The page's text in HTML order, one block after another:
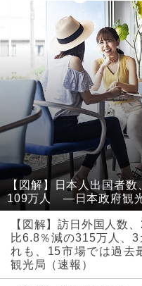
【図解】日本人出国者
109万人 ―日本政府観光
【図解】訪日外国人数
比6.8％減の315万人、3
れも、15市場では過
観光局（速報）